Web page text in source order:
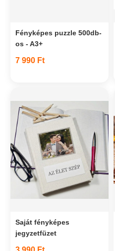
Fényképes puzzle 500db-
os - A3+
7 990 Ft
Saját fényképes
jegyzetfüzet